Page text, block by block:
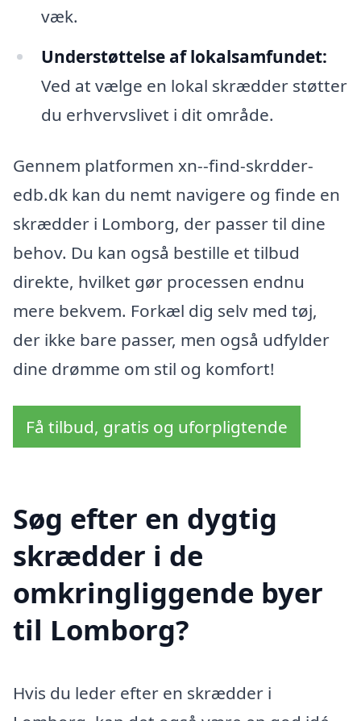
væk.
Understøttelse af lokalsamfundet:
Ved at vælge en lokal skrædder støtter
du erhvervslivet i dit område.
Gennem platformen xn--find-skrdder-
edb.dk kan du nemt navigere og finde en
skrædder i Lomborg, der passer til dine
behov. Du kan også bestille et tilbud
direkte, hvilket gør processen endnu
mere bekvem. Forkæl dig selv med tøj,
der ikke bare passer, men også udfylder
dine drømme om stil og komfort!
Få tilbud, gratis og uforpligtende
Søg efter en dygtig
skrædder i de
omkringliggende byer
til Lomborg?
Hvis du leder efter en skrædder i